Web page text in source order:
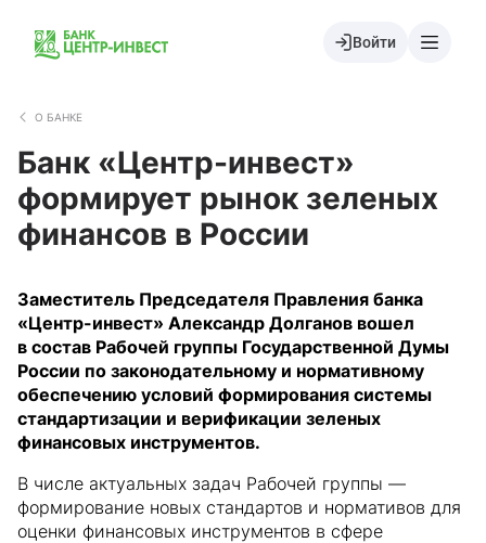
Войти
О БАНКЕ
Банк «Центр-инвест»
формирует рынок зеленых
финансов в России
Заместитель Председателя Правления банка
«Центр-инвест» Александр Долганов вошел
в состав Рабочей группы Государственной Думы
России по законодательному и нормативному
обеспечению условий формирования системы
стандартизации и верификации зеленых
финансовых инструментов.
В числе актуальных задач Рабочей группы —
формирование новых стандартов и нормативов для
оценки финансовых инструментов в сфере